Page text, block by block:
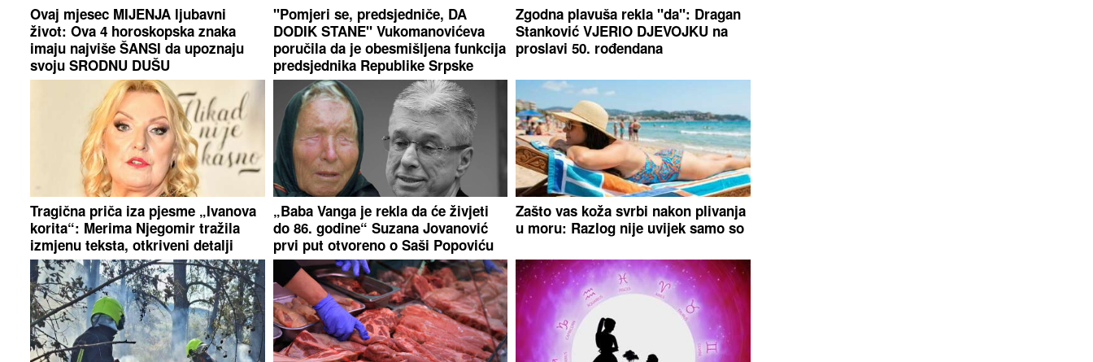
Ovaj mjesec MIJENJA ljubavni
život: Ova 4 horoskopska znaka
imaju najviše ŠANSI da upoznaju
svoju SRODNU DUŠU
"Pomjeri se, predsjedniče, DA
DODIK STANE" Vukomanovićeva
poručila da je obesmišljena funkcija
predsjednika Republike Srpske
Zgodna plavuša rekla "da": Dragan
Stanković VJERIO DJEVOJKU na
proslavi 50. rođendana
Tragična priča iza pjesme „Ivanova
korita“: Merima Njegomir tražila
izmjenu teksta, otkriveni detalji
„Baba Vanga je rekla da će živjeti
do 86. godine“ Suzana Jovanović
prvi put otvoreno o Saši Popoviću
Zašto vas koža svrbi nakon plivanja
u moru: Razlog nije uvijek samo so